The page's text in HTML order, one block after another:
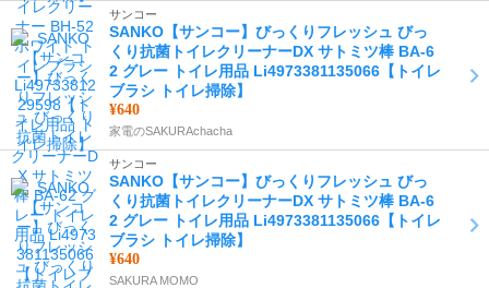
サンコー
SANKO【サンコー】びっくりフレッシュ びっ
くり抗菌トイレクリーナーDX サトミツ棒 BA-6
2 グレー トイレ用品 Li4973381135066【トイレ
ブラシ トイレ掃除】
¥640
家電のSAKURAchacha
サンコー
SANKO【サンコー】びっくりフレッシュ びっ
くり抗菌トイレクリーナーDX サトミツ棒 BA-6
2 グレー トイレ用品 Li4973381135066【トイレ
ブラシ トイレ掃除】
¥640
SAKURA MOMO